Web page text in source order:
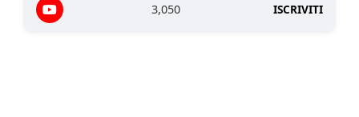
3,050 ISCRIVITI